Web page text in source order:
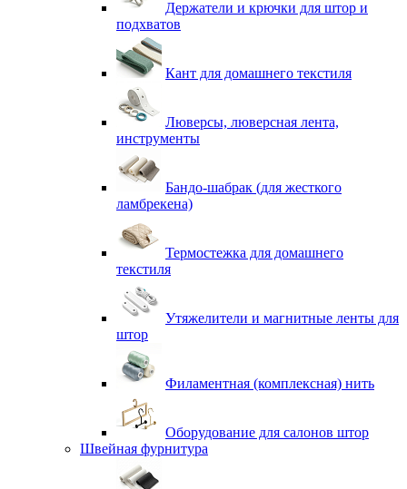
Держатели и крючки для штор и
подхватов
Кант для домашнего текстиля
Люверсы, люверсная лента,
инструменты
Бандо-шабрак (для жесткого
ламбрекена)
Термостежка для домашнего
текстиля
Утяжелители и магнитные ленты для
штор
Филаментная (комплексная) нить
Оборудование для салонов штор
Швейная фурнитура